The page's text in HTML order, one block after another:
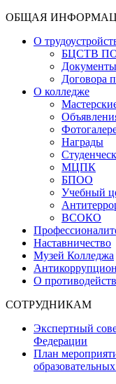
ОБЩАЯ
О
БЦСТВ
Документы
Договора
О колледже
Награды
МЦПК
БПОО
Учебный
ВСОКО
Наставничество
Музей Колледжа
О
СОТРУДНИКАМ
Экспертный
Федерации
План